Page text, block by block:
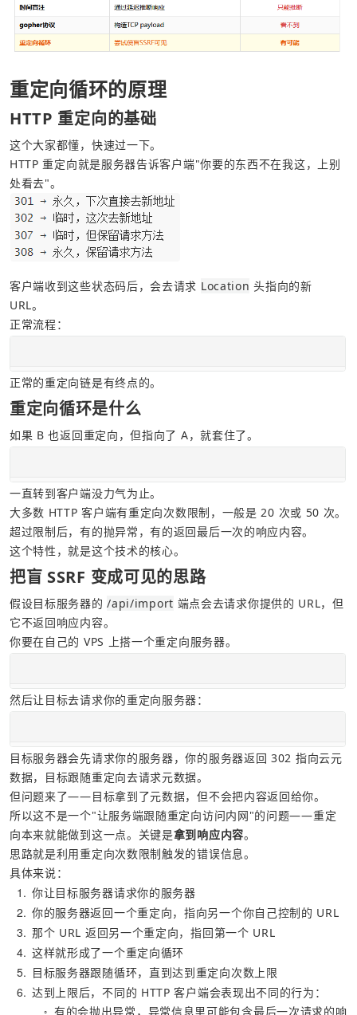
重定向循环的原理
HTTP 重定向的基础
这个大家都懂，快速过一下。
HTTP 重定向就是服务器告诉客户端"你要的东西不在我这，上别
处看去"。
客户端收到这些状态码后，会去请求 Location 头指向的新
URL。
正常流程：
正常的重定向链是有终点的。
重定向循环是什么
如果 B 也返回重定向，但指向了 A，就套住了。
一直转到客户端没力气为止。
大多数 HTTP 客户端有重定向次数限制，一般是 20 次或 50 次。
超过限制后，有的抛异常，有的返回最后一次的响应内容。
这个特性，就是这个技术的核心。
把盲 SSRF 变成可见的思路
假设目标服务器的 /api/import 端点会去请求你提供的 URL，但
它不返回响应内容。
你要在自己的 VPS 上搭一个重定向服务器。
然后让目标去请求你的重定向服务器：
目标服务器会先请求你的服务器，你的服务器返回 302 指向云元
数据，目标跟随重定向去请求元数据。
但问题来了——目标拿到了元数据，但不会把内容返回给你。
所以这不是一个"让服务端跟随重定向访问内网"的问题——重定
向本来就能做到这一点。关键是拿到响应内容。
思路就是利用重定向次数限制触发的错误信息。
具体来说：
1 你让目标服务器请求你的服务器
2 你的服务器返回一个重定向，指向另一个你自己控制的 URL
3 那个 URL 返回另一个重定向，指回第一个 URL
4 这样就形成了一个重定向循环
5 目标服务器跟随循环，直到达到重定向次数上限
6 达到上限后，不同的 HTTP 客户端会表现出不同的行为：
○ 有的会抛出异常，异常信息里可能包含最后一次请求的响